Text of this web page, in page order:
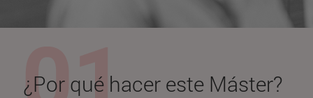
¿Por qué hacer este Máster?